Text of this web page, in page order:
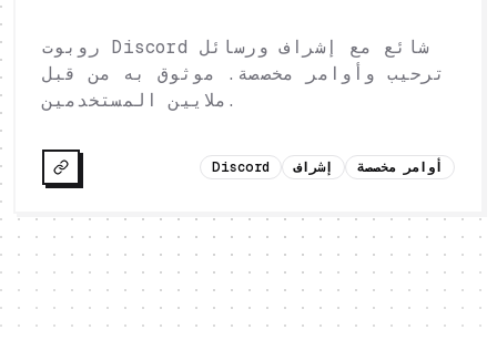
روبوت Discord شائع مع إشراف ورسائل
ترحيب وأوامر مخصصة. موثوق به من قبل
ملايين المستخدمين.
Discord إشراف أوامر مخصصة